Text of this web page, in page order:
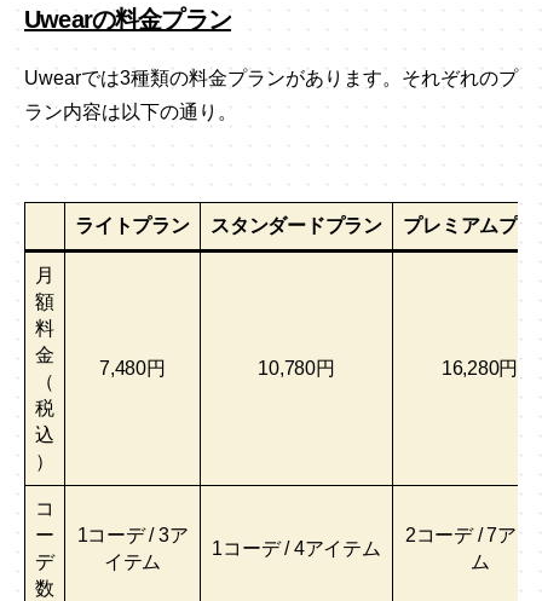
Uwearの料金プラン
Uwearでは3種類の料金プランがあります。それぞれのプ
ラン内容は以下の通り。
ライトプラン スタンダードプラン プレミアムプラ
月
額
料
金
（
税
込
）
7,480円 10,780円 16,280円
コ
ー
デ
数
1コーデ / 3ア
イテム
1コーデ / 4アイテム
2コーデ / 7アイ
ム